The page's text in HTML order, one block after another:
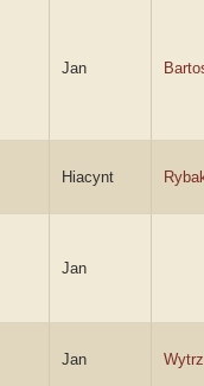
Jan
Hiacynt
Jan
Jan